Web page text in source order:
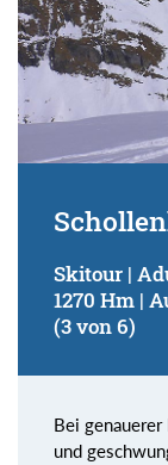
Skitour |
1270 Hm |
(3 von 6)
Bei
und